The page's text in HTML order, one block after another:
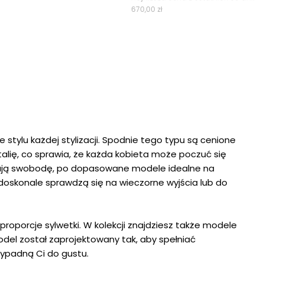
670,00 zł
stylu każdej stylizacji. Spodnie tego typu są cenione
co sprawia, że każda kobieta może poczuć się
swobodę, po dopasowane modele idealne na
sprawdzą się na wieczorne wyjścia lub do
sylwetki. W kolekcji znajdziesz także modele
został zaprojektowany tak, aby spełniać
Ci do gustu.